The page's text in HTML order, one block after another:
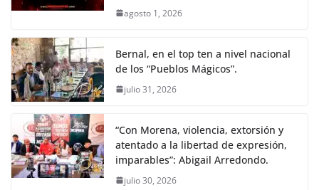
agosto 1, 2026
Bernal, en el top ten a nivel nacional
de los “Pueblos Mágicos”.
julio 31, 2026
“Con Morena, violencia, extorsión y
atentado a la libertad de expresión,
imparables”: Abigail Arredondo.
julio 30, 2026